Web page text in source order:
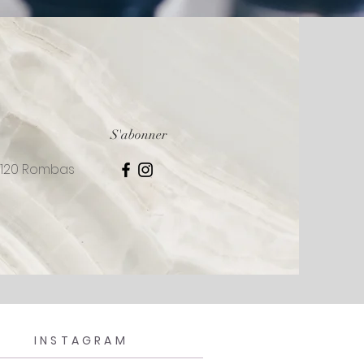
S'abonner
Rombas
INSTAGRAM